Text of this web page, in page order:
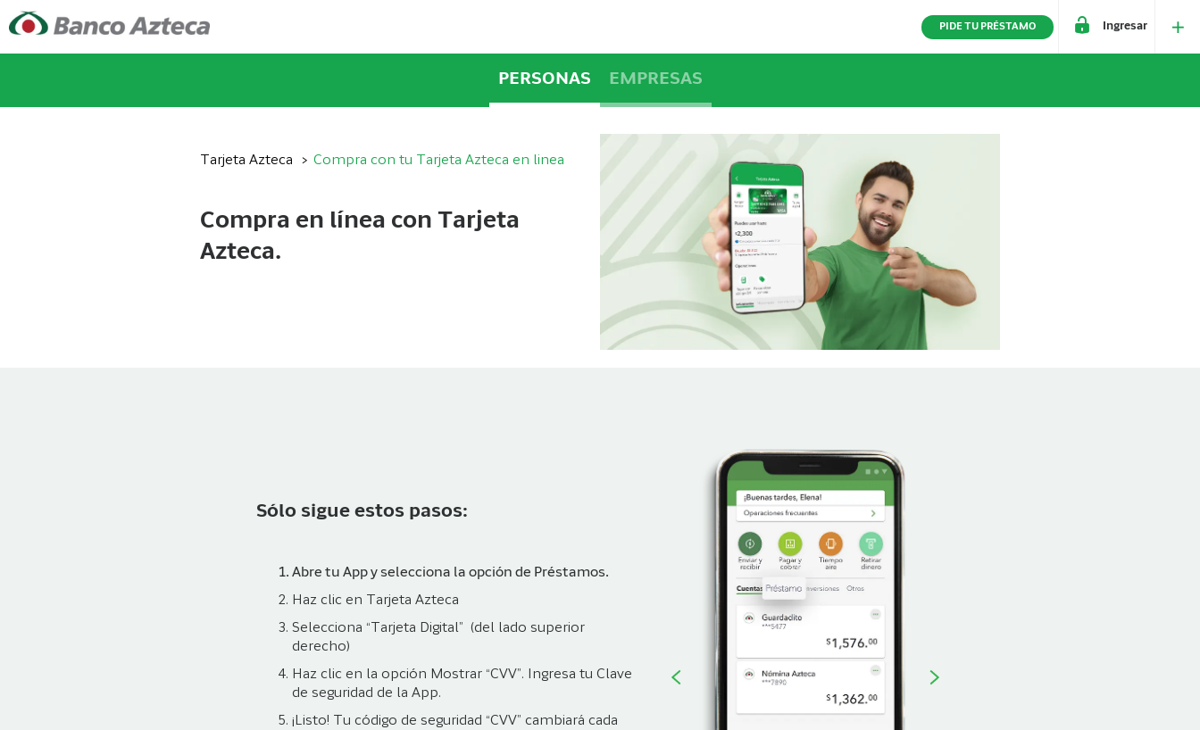
PIDE TU PRÉSTAMO Ingresar
PERSONAS EMPRESAS
Tarjeta Azteca Compra con tu Tarjeta Azteca en linea
Compra en línea con Tarjeta
Azteca.
Sólo sigue estos pasos:
Abre tu App y selecciona la opción de Préstamos.
Haz clic en Tarjeta Azteca
Selecciona “Tarjeta Digital” (del lado superior
derecho)
Haz clic en la opción Mostrar “CVV”. Ingresa tu Clave
de seguridad de la App.
¡Listo! Tu código de seguridad “CVV” cambiará cada